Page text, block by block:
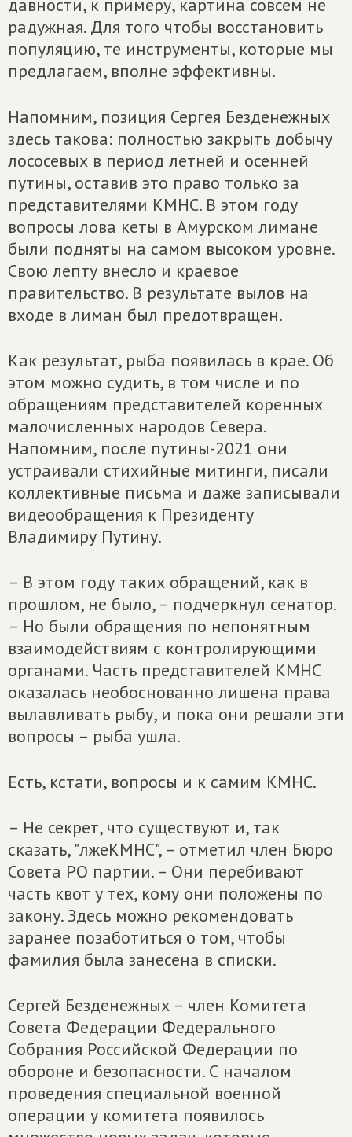
давности, к примеру, картина совсем не
радужная. Для того чтобы восстановить
популяцию, те инструменты, которые мы
предлагаем, вполне эффективны.
Напомним, позиция Сергея Безденежных
здесь такова: полностью закрыть добычу
лососевых в период летней и осенней
путины, оставив это право только за
представителями КМНС. В этом году
вопросы лова кеты в Амурском лимане
были подняты на самом высоком уровне.
Свою лепту внесло и краевое
правительство. В результате вылов на
входе в лиман был предотвращен.
Как результат, рыба появилась в крае. Об
этом можно судить, в том числе и по
обращениям представителей коренных
малочисленных народов Севера.
Напомним, после путины-2021 они
устраивали стихийные митинги, писали
коллективные письма и даже записывали
видеообращения к Президенту
Владимиру Путину.
– В этом году таких обращений, как в
прошлом, не было, – подчеркнул сенатор.
– Но были обращения по непонятным
взаимодействиям с контролирующими
органами. Часть представителей КМНС
оказалась необоснованно лишена права
вылавливать рыбу, и пока они решали эти
вопросы – рыба ушла.
Есть, кстати, вопросы и к самим КМНС.
– Не секрет, что существуют и, так
сказать, "лжеКМНС", – отметил член Бюро
Совета РО партии. – Они перебивают
часть квот у тех, кому они положены по
закону. Здесь можно рекомендовать
заранее позаботиться о том, чтобы
фамилия была занесена в списки.
Сергей Безденежных – член Комитета
Совета Федерации Федерального
Собрания Российской Федерации по
обороне и безопасности. С началом
проведения специальной военной
операции у комитета появилось